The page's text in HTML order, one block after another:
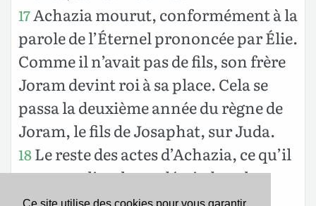
17Achazia mourut, conformément à la
parole de l’Éternel prononcée par Élie.
Comme il n’avait pas de fils, son frère
Joram devint roi à sa place. Cela se
passa la deuxième année du règne de
Joram, le fils de Josaphat, sur Juda.
18Le reste des actes d’Achazia, ce qu’il
a accompli, cela est décrit dans les
annales des rois d’Israël.